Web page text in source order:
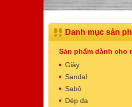
Danh mục sản
Sản phẩm dành cho
Giày
Sandal
Sabô
Dép da